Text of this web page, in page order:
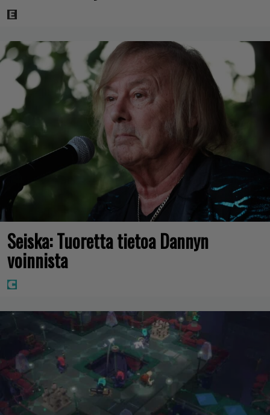
Seiska: Tuoretta tietoa Dannyn
voinnista